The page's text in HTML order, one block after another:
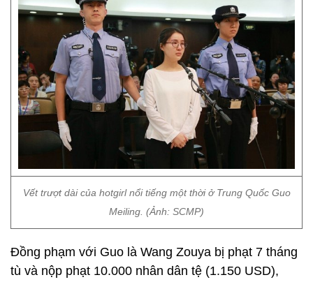
Vết trượt dài của hotgirl nổi tiếng một thời ở Trung Quốc Guo
Meiling. (Ảnh: SCMP)
Đồng phạm với Guo là Wang Zouya bị phạt 7 tháng
tù và nộp phạt 10.000 nhân dân tệ (1.150 USD),